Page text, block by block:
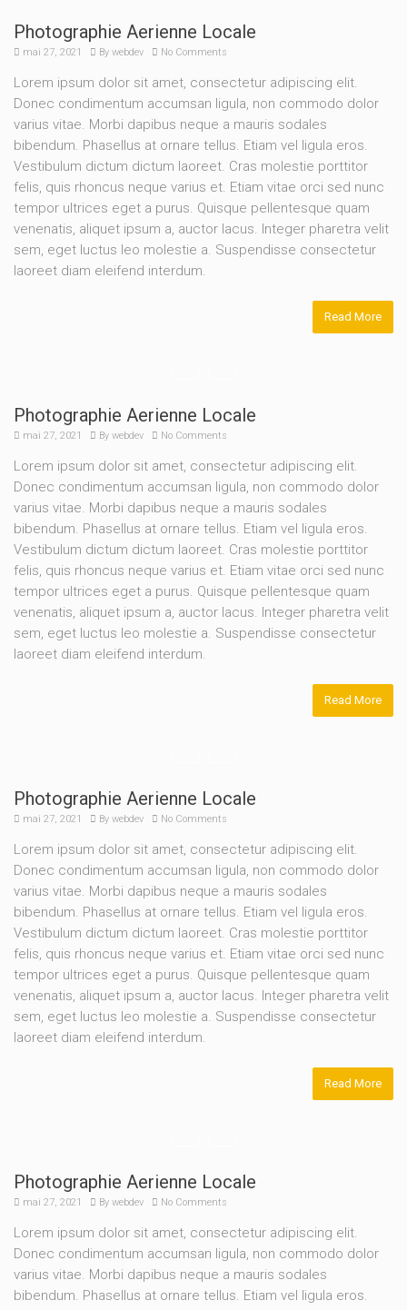
Photographie Aerienne Locale
mai 27, 2021 By webdev No Comments
Lorem ipsum dolor sit amet, consectetur adipiscing elit.
Donec condimentum accumsan ligula, non commodo dolor
varius vitae. Morbi dapibus neque a mauris sodales
bibendum. Phasellus at ornare tellus. Etiam vel ligula eros.
Vestibulum dictum dictum laoreet. Cras molestie porttitor
felis, quis rhoncus neque varius et. Etiam vitae orci sed nunc
tempor ultrices eget a purus. Quisque pellentesque quam
venenatis, aliquet ipsum a, auctor lacus. Integer pharetra velit
sem, eget luctus leo molestie a. Suspendisse consectetur
laoreet diam eleifend interdum.
Read More
Photographie Aerienne Locale
mai 27, 2021 By webdev No Comments
Lorem ipsum dolor sit amet, consectetur adipiscing elit.
Donec condimentum accumsan ligula, non commodo dolor
varius vitae. Morbi dapibus neque a mauris sodales
bibendum. Phasellus at ornare tellus. Etiam vel ligula eros.
Vestibulum dictum dictum laoreet. Cras molestie porttitor
felis, quis rhoncus neque varius et. Etiam vitae orci sed nunc
tempor ultrices eget a purus. Quisque pellentesque quam
venenatis, aliquet ipsum a, auctor lacus. Integer pharetra velit
sem, eget luctus leo molestie a. Suspendisse consectetur
laoreet diam eleifend interdum.
Read More
Photographie Aerienne Locale
mai 27, 2021 By webdev No Comments
Lorem ipsum dolor sit amet, consectetur adipiscing elit.
Donec condimentum accumsan ligula, non commodo dolor
varius vitae. Morbi dapibus neque a mauris sodales
bibendum. Phasellus at ornare tellus. Etiam vel ligula eros.
Vestibulum dictum dictum laoreet. Cras molestie porttitor
felis, quis rhoncus neque varius et. Etiam vitae orci sed nunc
tempor ultrices eget a purus. Quisque pellentesque quam
venenatis, aliquet ipsum a, auctor lacus. Integer pharetra velit
sem, eget luctus leo molestie a. Suspendisse consectetur
laoreet diam eleifend interdum.
Read More
Photographie Aerienne Locale
mai 27, 2021 By webdev No Comments
Lorem ipsum dolor sit amet, consectetur adipiscing elit.
Donec condimentum accumsan ligula, non commodo dolor
varius vitae. Morbi dapibus neque a mauris sodales
bibendum. Phasellus at ornare tellus. Etiam vel ligula eros.